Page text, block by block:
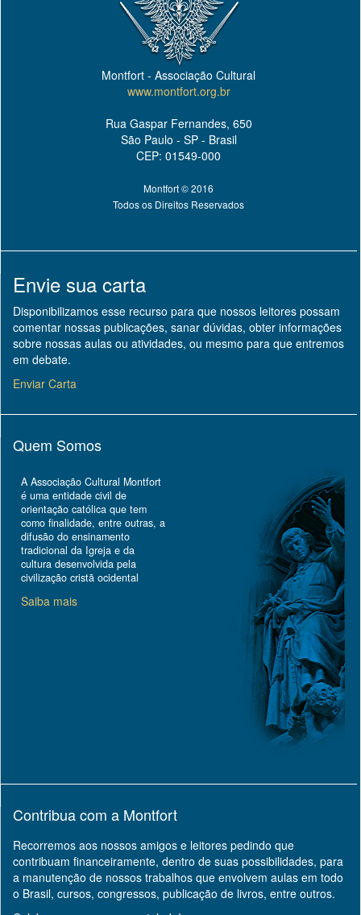
Montfort - Associação Cultural
www.montfort.org.br
Rua Gaspar Fernandes, 650
São Paulo - SP - Brasil
CEP: 01549-000
Montfort © 2016
Todos os Direitos Reservados
Envie sua carta
Disponibilizamos esse recurso para que nossos leitores possam
comentar nossas publicações, sanar dúvidas, obter informações
sobre nossas aulas ou atividades, ou mesmo para que entremos
em debate.
Enviar Carta
Quem Somos
A Associação Cultural Montfort
é uma entidade civil de
orientação católica que tem
como finalidade, entre outras, a
difusão do ensinamento
tradicional da Igreja e da
cultura desenvolvida pela
civilização cristã ocidental
Saiba mais
Contribua com a Montfort
Recorremos aos nossos amigos e leitores pedindo que
contribuam financeiramente, dentro de suas possibilidades, para
a manutenção de nossos trabalhos que envolvem aulas em todo
o Brasil, cursos, congressos, publicação de livros, entre outros.